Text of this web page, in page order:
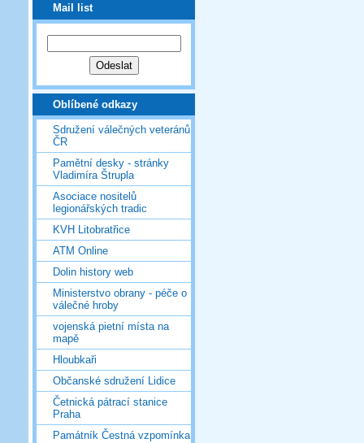
Mail list
Oblíbené odkazy
Sdružení válečných veteránů
ČR
Pamětní desky - stránky
Vladimíra Štrupla
Asociace nositelů
legionářských tradic
KVH Litobratřice
ATM Online
Dolin history web
Ministerstvo obrany - péče o
válečné hroby
vojenská pietní místa na
mapě
Hloubkaři
Občanské sdružení Lidice
Četnická pátrací stanice
Praha
Památník Čestná vzpomínka